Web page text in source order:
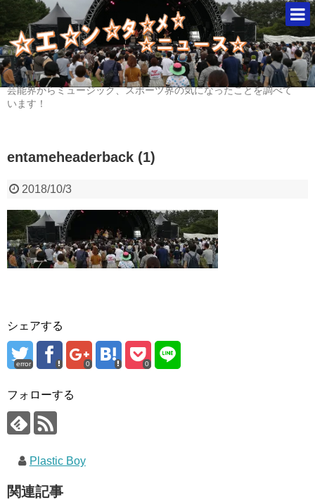
芸能界からミュージック、スポーツ界の気になったことを調べて
います！
entameheaderback (1)
2018/10/3
シェアする
error 0 0
フォローする
Plastic Boy
関連記事